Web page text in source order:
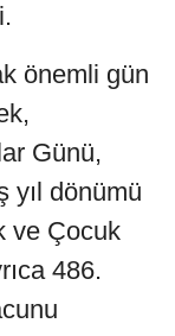
önemli gün
Günü,
yıl dönümü
ve Çocuk
486.